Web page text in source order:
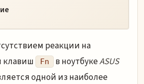
реакции на
клавиш
Fn в ноутбукеASUS
одной из наиболее